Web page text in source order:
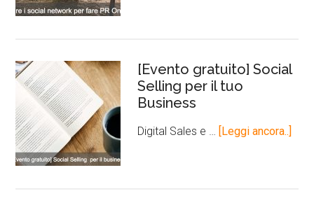
[Evento gratuito] Social
Selling per il tuo
Business
Digital Sales e … [Leggi ancora..]